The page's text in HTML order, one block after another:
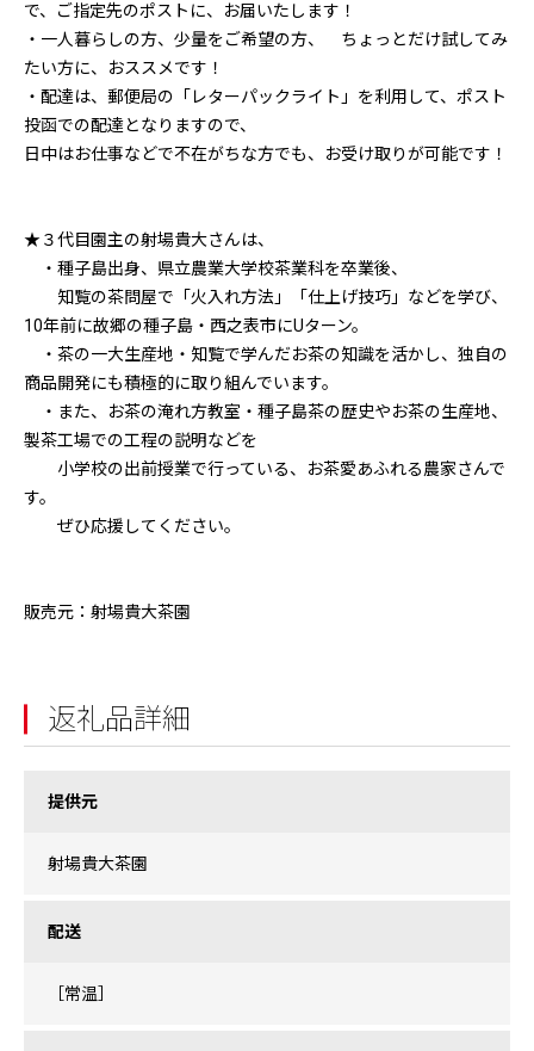
で、ご指定先のポストに、お届いたします！
・一人暮らしの方、少量をご希望の方、 ちょっとだけ試してみ
たい方に、おススメです！
・配達は、郵便局の「レターパックライト」を利用して、ポスト
投函での配達となりますので、
日中はお仕事などで不在がちな方でも、お受け取りが可能です！
★３代目園主の射場貴大さんは、
・種子島出身、県立農業大学校茶業科を卒業後、
知覧の茶問屋で「火入れ方法」「仕上げ技巧」などを学び、
10年前に故郷の種子島・西之表市にUターン。
・茶の一大生産地・知覧で学んだお茶の知識を活かし、独自の
商品開発にも積極的に取り組んでいます。
・また、お茶の淹れ方教室・種子島茶の歴史やお茶の生産地、
製茶工場での工程の説明などを
小学校の出前授業で行っている、お茶愛あふれる農家さんで
す。
ぜひ応援してください。
販売元：射場貴大茶園
返礼品詳細
提供元
射場貴大茶園
配送
［常温］